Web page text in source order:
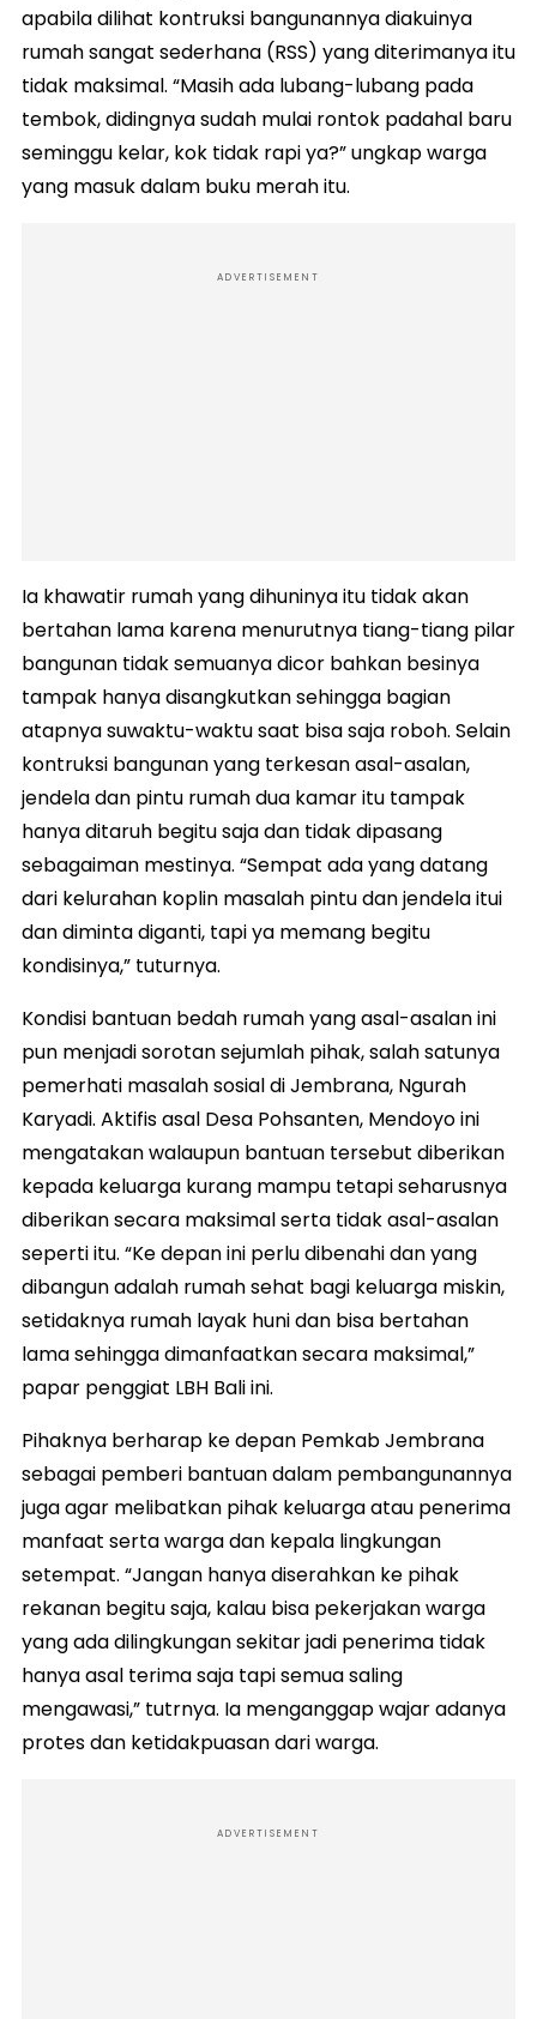
apabila dilihat kontruksi bangunannya diakuinya
rumah sangat sederhana (RSS) yang diterimanya itu
tidak maksimal. “Masih ada lubang-lubang pada
tembok, didingnya sudah mulai rontok padahal baru
seminggu kelar, kok tidak rapi ya?” ungkap warga
yang masuk dalam buku merah itu.
ADVERTISEMENT
Ia khawatir rumah yang dihuninya itu tidak akan
bertahan lama karena menurutnya tiang-tiang pilar
bangunan tidak semuanya dicor bahkan besinya
tampak hanya disangkutkan sehingga bagian
atapnya suwaktu-waktu saat bisa saja roboh. Selain
kontruksi bangunan yang terkesan asal-asalan,
jendela dan pintu rumah dua kamar itu tampak
hanya ditaruh begitu saja dan tidak dipasang
sebagaiman mestinya. “Sempat ada yang datang
dari kelurahan koplin masalah pintu dan jendela itui
dan diminta diganti, tapi ya memang begitu
kondisinya,” tuturnya.
Kondisi bantuan bedah rumah yang asal-asalan ini
pun menjadi sorotan sejumlah pihak, salah satunya
pemerhati masalah sosial di Jembrana, Ngurah
Karyadi. Aktifis asal Desa Pohsanten, Mendoyo ini
mengatakan walaupun bantuan tersebut diberikan
kepada keluarga kurang mampu tetapi seharusnya
diberikan secara maksimal serta tidak asal-asalan
seperti itu. “Ke depan ini perlu dibenahi dan yang
dibangun adalah rumah sehat bagi keluarga miskin,
setidaknya rumah layak huni dan bisa bertahan
lama sehingga dimanfaatkan secara maksimal,”
papar penggiat LBH Bali ini.
Pihaknya berharap ke depan Pemkab Jembrana
sebagai pemberi bantuan dalam pembangunannya
juga agar melibatkan pihak keluarga atau penerima
manfaat serta warga dan kepala lingkungan
setempat. “Jangan hanya diserahkan ke pihak
rekanan begitu saja, kalau bisa pekerjakan warga
yang ada dilingkungan sekitar jadi penerima tidak
hanya asal terima saja tapi semua saling
mengawasi,” tutrnya. Ia menganggap wajar adanya
protes dan ketidakpuasan dari warga.
ADVERTISEMENT